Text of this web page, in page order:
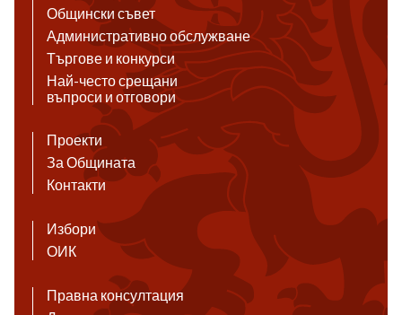
Общински съвет
Административно обслужване
Търгове и конкурси
Най-често срещани
въпроси и отговори
Проекти
За Общината
Контакти
Избори
ОИК
Правна консултация